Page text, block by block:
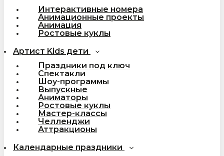
Интерактивные номера
Анимационные проекты
Анимация
Ростовые куклы
Артист Kids дети
Праздники под ключ
Спектакли
Шоу-программы
Выпускные
Аниматоры
Ростовые куклы
Мастер-классы
Челленджи
Аттракционы
Календарные праздники